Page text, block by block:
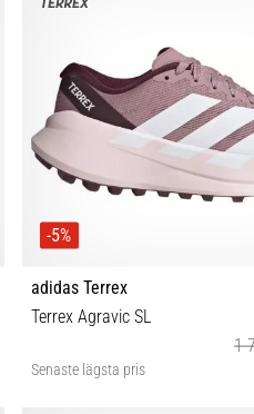
-5%
adidas Terrex
Terrex Agravic SL
1
Senaste lägsta pris